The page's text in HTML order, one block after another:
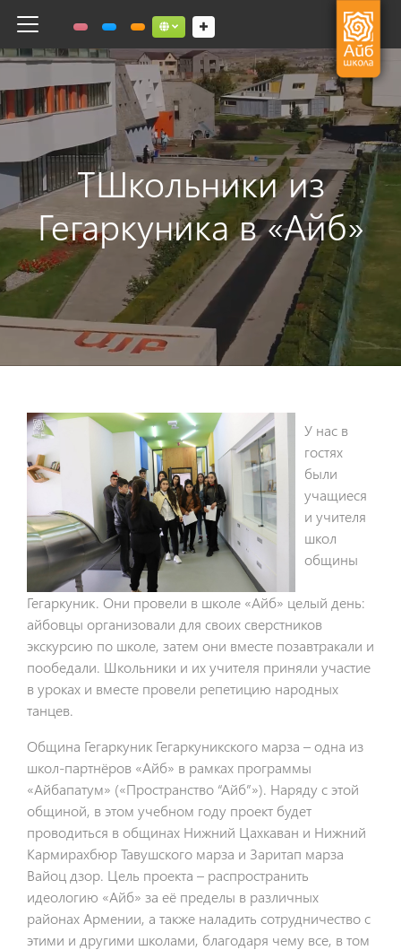
Toggle navigation Social links dropdown button
TШкольники из
Гегаркуника в «Айб»
У нас в
гостях
были
учащиеся
и учителя
школ
общины
Гегаркуник. Они провели в школе «Айб» целый день:
айбовцы организовали для своих сверстников
экскурсию по школе, затем они вместе позавтракали и
пообедали. Школьники и их учителя приняли участие
в уроках и вместе провели репетицию народных
танцев.
Община Гегаркуник Гегаркуникского марза – одна из
школ-партнёров «Айб» в рамках программы
«Айбапатум» («Пространство “Айб”»). Наряду с этой
общиной, в этом учебном году проект будет
проводиться в общинах Нижний Цахкаван и Нижний
Кармирахбюр Тавушского марза и Заритап марза
Вайоц дзор. Цель проекта – распространить
идеологию «Айб» за её пределы в различных
районах Армении, а также наладить сотрудничество с
этими и другими школами, благодаря чему все, в том